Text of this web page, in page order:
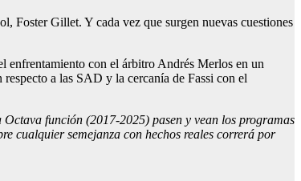
Foster Gillet. Y cada vez que surgen nuevas cuestiones
enfrentamiento con el árbitro Andrés Merlos en un
a las SAD y la cercanía de Fassi con el
función (2017-2025) pasen y vean los programas
cualquier semejanza con hechos reales correrá por